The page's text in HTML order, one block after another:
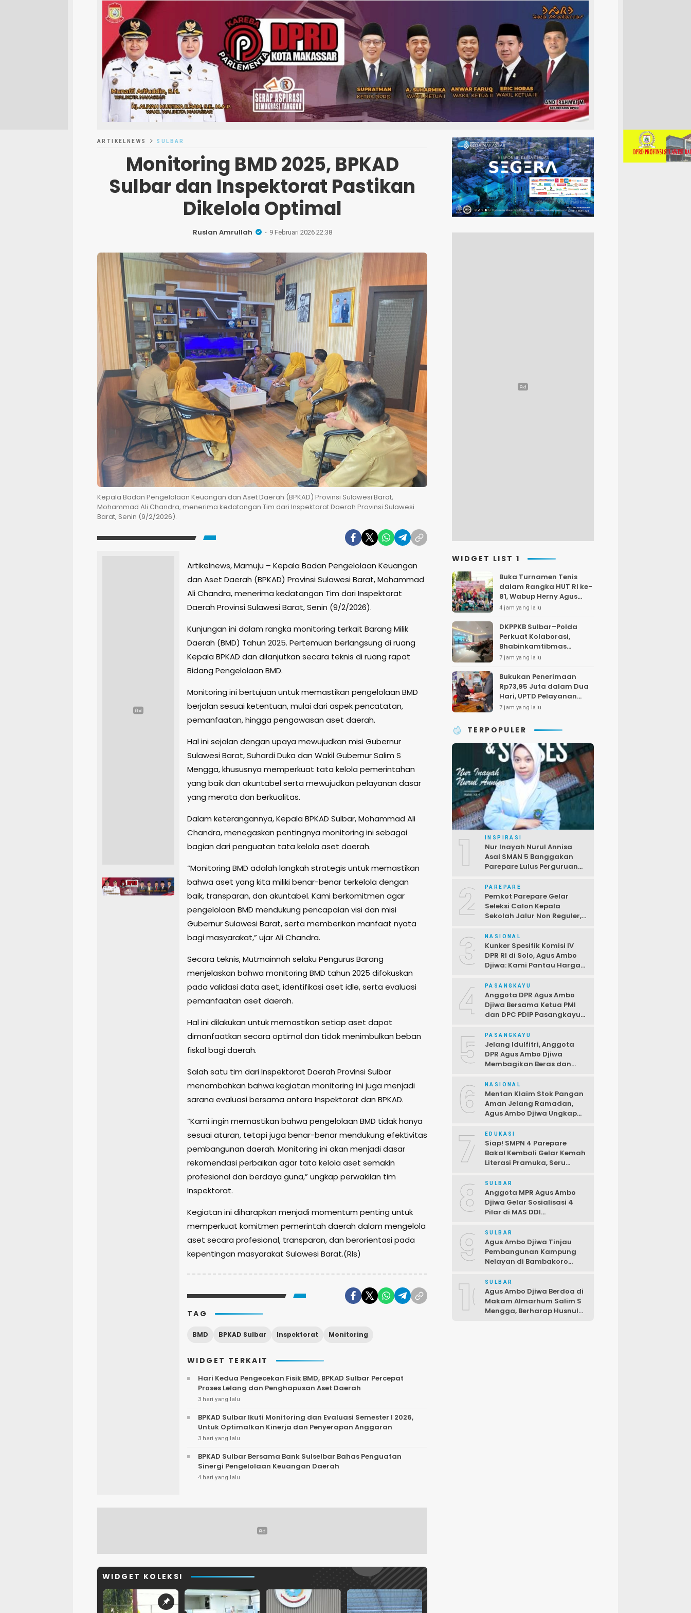
ARTIKELNEWS SULBAR
Monitoring BMD 2025, BPKAD
Sulbar dan Inspektorat Pastikan
Dikelola Optimal
Ruslan Amrullah 9 Februari 2026 22:38
Kepala Badan Pengelolaan Keuangan dan Aset Daerah (BPKAD) Provinsi Sulawesi Barat,
Mohammad Ali Chandra, menerima kedatangan Tim dari Inspektorat Daerah Provinsi Sulawesi
Barat, Senin (9/2/2026).
Artikelnews, Mamuju – Kepala Badan Pengelolaan Keuangan
dan Aset Daerah (BPKAD) Provinsi Sulawesi Barat, Mohammad
Ali Chandra, menerima kedatangan Tim dari Inspektorat
Daerah Provinsi Sulawesi Barat, Senin (9/2/2026).
Kunjungan ini dalam rangka monitoring terkait Barang Milik
Daerah (BMD) Tahun 2025. Pertemuan berlangsung di ruang
Kepala BPKAD dan dilanjutkan secara teknis di ruang rapat
Bidang Pengelolaan BMD.
Monitoring ini bertujuan untuk memastikan pengelolaan BMD
berjalan sesuai ketentuan, mulai dari aspek pencatatan,
pemanfaatan, hingga pengawasan aset daerah.
Hal ini sejalan dengan upaya mewujudkan misi Gubernur
Sulawesi Barat, Suhardi Duka dan Wakil Gubernur Salim S
Mengga, khususnya memperkuat tata kelola pemerintahan
yang baik dan akuntabel serta mewujudkan pelayanan dasar
yang merata dan berkualitas.
Dalam keterangannya, Kepala BPKAD Sulbar, Mohammad Ali
Chandra, menegaskan pentingnya monitoring ini sebagai
bagian dari penguatan tata kelola aset daerah.
“Monitoring BMD adalah langkah strategis untuk memastikan
bahwa aset yang kita miliki benar-benar terkelola dengan
baik, transparan, dan akuntabel. Kami berkomitmen agar
pengelolaan BMD mendukung pencapaian visi dan misi
Gubernur Sulawesi Barat, serta memberikan manfaat nyata
bagi masyarakat,” ujar Ali Chandra.
Secara teknis, Mutmainnah selaku Pengurus Barang
menjelaskan bahwa monitoring BMD tahun 2025 difokuskan
pada validasi data aset, identifikasi aset idle, serta evaluasi
pemanfaatan aset daerah.
Hal ini dilakukan untuk memastikan setiap aset dapat
dimanfaatkan secara optimal dan tidak menimbulkan beban
fiskal bagi daerah.
Salah satu tim dari Inspektorat Daerah Provinsi Sulbar
menambahkan bahwa kegiatan monitoring ini juga menjadi
sarana evaluasi bersama antara Inspektorat dan BPKAD.
“Kami ingin memastikan bahwa pengelolaan BMD tidak hanya
sesuai aturan, tetapi juga benar-benar mendukung efektivitas
pembangunan daerah. Monitoring ini akan menjadi dasar
rekomendasi perbaikan agar tata kelola aset semakin
profesional dan berdaya guna,” ungkap perwakilan tim
Inspektorat.
Kegiatan ini diharapkan menjadi momentum penting untuk
memperkuat komitmen pemerintah daerah dalam mengelola
aset secara profesional, transparan, dan berorientasi pada
kepentingan masyarakat Sulawesi Barat.(Rls)
TAG
BMD BPKAD Sulbar Inspektorat Monitoring
WIDGET TERKAIT
Hari Kedua Pengecekan Fisik BMD, BPKAD Sulbar Percepat
Proses Lelang dan Penghapusan Aset Daerah
3 hari yang lalu
BPKAD Sulbar Ikuti Monitoring dan Evaluasi Semester I 2026,
Untuk Optimalkan Kinerja dan Penyerapan Anggaran
3 hari yang lalu
BPKAD Sulbar Bersama Bank Sulselbar Bahas Penguatan
Sinergi Pengelolaan Keuangan Daerah
4 hari yang lalu
WIDGET KOLEKSI
WIDGET LIST 1
Buka Turnamen Tenis
dalam Rangka HUT RI ke-
81, Wabup Herny Agus
Ajak Jaga Kebersamaan
4 jam yang lalu
DKPPKB Sulbar–Polda
Perkuat Kolaborasi,
Bhabinkamtibmas
Didorong Jadi Garda
Penanggulangan TBC
7 jam yang lalu
Bukukan Penerimaan
Rp73,95 Juta dalam Dua
Hari, UPTD Pelayanan
Pajak Polman Andalkan
7 jam yang lalu
TERPOPULER
1 INSPIRASI
Nur Inayah Nurul Annisa
Asal SMAN 5 Banggakan
Parepare Lulus Perguruan
2 PAREPARE
Pemkot Parepare Gelar
Seleksi Calon Kepala
Sekolah Jalur Non Reguler,
Pendaftaran Ditutup 2 April
3 NASIONAL
Kunker Spesifik Komisi IV
DPR RI di Solo, Agus Ambo
Djiwa: Kami Pantau Harga
4 PASANGKAYU
Anggota DPR Agus Ambo
Djiwa Bersama Ketua PMI
dan DPC PDIP Pasangkayu
Korban Kebakaran di Desa
Kayumaloa
5 PASANGKAYU
Jelang Idulfitri, Anggota
DPR Agus Ambo Djiwa
Membagikan Beras dan
Kurang Mampu
6 NASIONAL
Mentan Klaim Stok Pangan
Aman Jelang Ramadan,
Agus Ambo Djiwa Ungkap
Antara Data dan Realitas di
Lapangan
7 EDUKASI
Siap! SMPN 4 Parepare
Bakal Kembali Gelar Kemah
Literasi Pramuka, Seru
8 SULBAR
Anggota MPR Agus Ambo
Djiwa Gelar Sosialisasi 4
Pilar di MAS DDI
Fraksi PDIP DPRD
Pasangkayu
9 SULBAR
Agus Ambo Djiwa Tinjau
Pembangunan Kampung
Nelayan di Bambakoro
Kawasan Perikanan Modern
dan Produktif
10SULBAR
Agus Ambo Djiwa Berdoa di
Makam Almarhum Salim S
Mengga, Berharap Husnul